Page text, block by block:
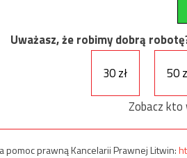
Uważasz, że robimy dobrą
30 zł
50
Zobacz kto
pomoc prawną Kancelarii Prawnej Litwin: